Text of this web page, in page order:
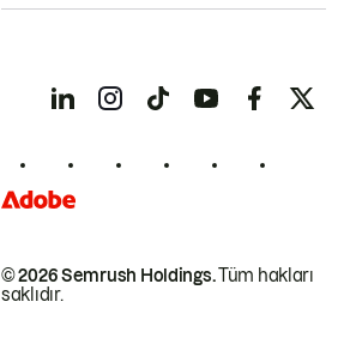
© 2026 Semrush Holdings.Tüm hakları
saklıdır.